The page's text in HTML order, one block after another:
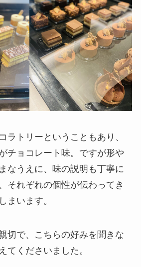
ラトリーということもあり、
チョコレート味。ですが形や
なうえに、味の説明も丁寧に
それぞれの個性が伝わってき
まいます。
切で、こちらの好みを聞きな
てくださいました。